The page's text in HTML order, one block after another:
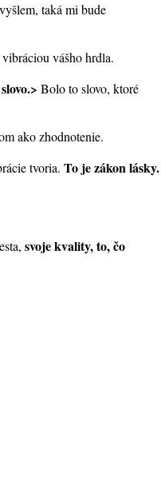
taká mi bude
vášho hrdla.
Bolo to slovo, ktoré
ako zhodnotenie.
tvoria. To je zákon lásky.
svoje kvality, to, čo